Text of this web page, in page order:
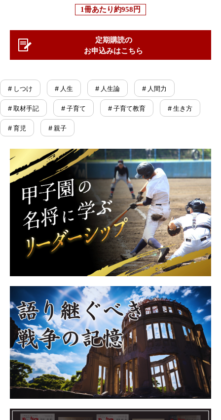
1冊あたり約958円
定期購読の
お申込みはこちら
# しつけ # 人生 # 人生論 # 人間力
# 取材手記 # 子育て # 子育て教育 # 生き方
# 育児 # 親子